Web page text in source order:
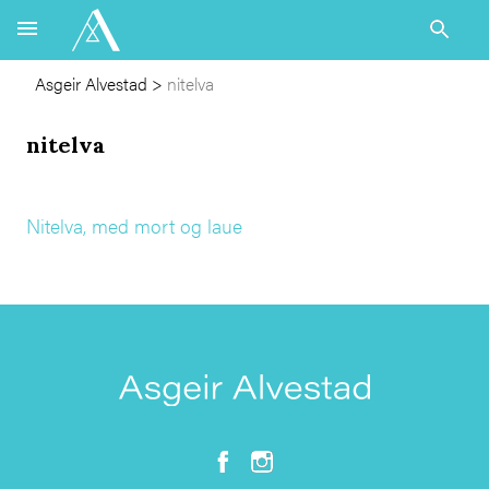
Asgeir Alvestad > nitelva
nitelva
Nitelva, med mort og laue